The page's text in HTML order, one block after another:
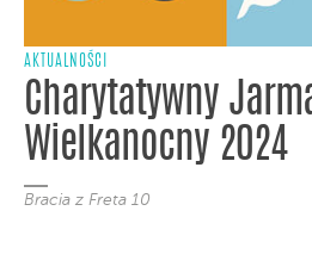
AKTUALNOŚCI
Charytatywny
Wielkanocny 2024
Bracia z Freta 10